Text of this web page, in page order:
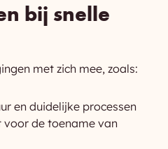
bij snelle
met zich mee, zoals:
en duidelijke processen
voor de toename van